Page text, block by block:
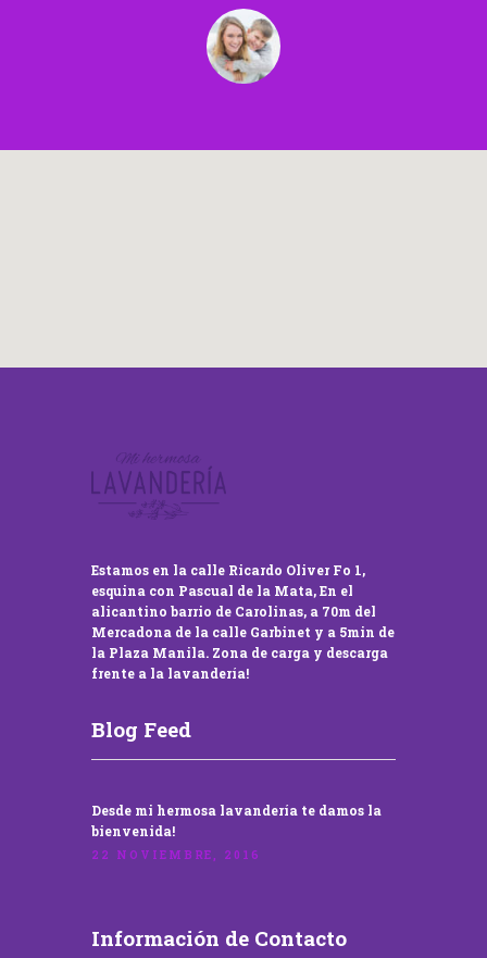
Estamos en la calle Ricardo Oliver Fo 1,
esquina con Pascual de la Mata, En el
alicantino barrio de Carolinas, a 70m del
Mercadona de la calle Garbinet y a 5min de
la Plaza Manila. Zona de carga y descarga
frente a la lavandería!
Blog Feed
Desde mi hermosa lavandería te damos la
bienvenida!
22 NOVIEMBRE, 2016
Información de Contacto